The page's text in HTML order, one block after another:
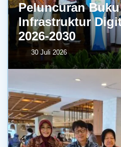
Peluncuran
Infrastruktur
2026-2030
30 Juli 2026